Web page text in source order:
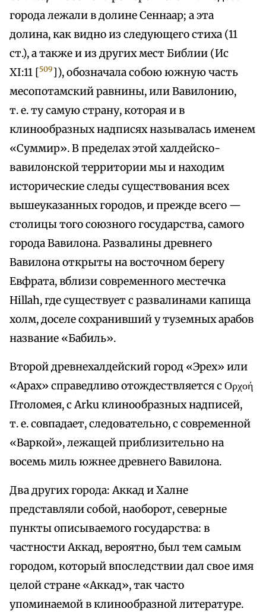
города лежали в долине Сеннаар; а эта
долина, как видно из следующего стиха (11
ст.), а также и из других мест Библии (Ис
XI:11 [509 ]), обозначала собою южную часть
месопотамский равнины, или Вавилонию,
т. е. ту самую страну, которая и в
клинообразных надписях называлась именем
«Суммир». В пределах этой халдейско-
вавилонской территории мы и находим
исторические следы существования всех
вышеуказанных городов, и прежде всего —
столицы того союзного государства, самого
города Вавилона. Развалины древнего
Вавилона открыты на восточном берегу
Евфрата, вблизи современного местечка
Hillah, где существует с развалинами капища
холм, доселе сохранивший у туземных арабов
название «Бабиль».
Второй древнехалдейский город «Эрех» или
«Арах» справедливо отождествляется с Ορχοή
Птоломея, с Arku клинообразных надписей,
т. е. совпадает, следовательно, с современной
«Варкой», лежащей приблизительно на
восемь миль южнее древнего Вавилона.
Два других города: Аккад и Халне
представляли собой, наоборот, северные
пункты описываемого государства: в
частности Аккад, вероятно, был тем самым
городом, который впоследствии дал свое имя
целой стране «Аккад», так часто
упоминаемой в клинообразной литературе.